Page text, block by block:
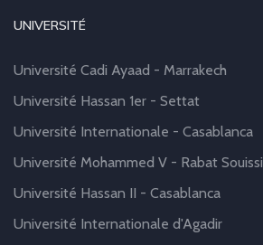
UNIVERSITÉ
Université Cadi Ayaad - Marrakech
Université Hassan 1er - Settat
Université Internationale - Casablanca
Université Mohammed V - Rabat Souissi
Université Hassan II - Casablanca
Université Internationale d'Agadir